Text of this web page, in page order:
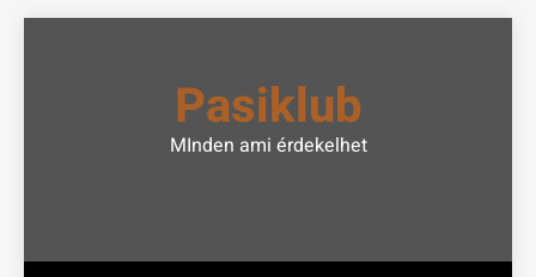
Pasiklub
MInden ami érdekelhet